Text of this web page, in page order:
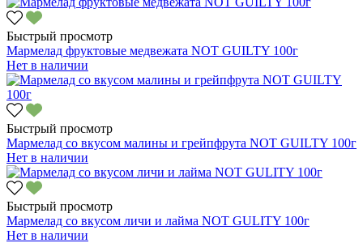
Быстрый просмотр
Мармелад фруктовые медвежата NOT GUILTY 100г
Нет в наличии
Быстрый просмотр
Мармелад со вкусом малины и грейпфрута NOT GUILTY 100г
Нет в наличии
Быстрый просмотр
Мармелад со вкусом личи и лайма NOT GULITY 100г
Нет в наличии